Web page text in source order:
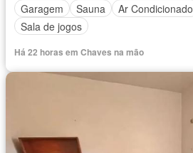
Garagem
Sauna Ar Condicionado
Sala de jogos
Há 22 horas em Chaves na mão